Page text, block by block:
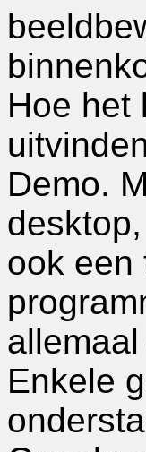
Hoe het
Demo.
ook een
Enkele